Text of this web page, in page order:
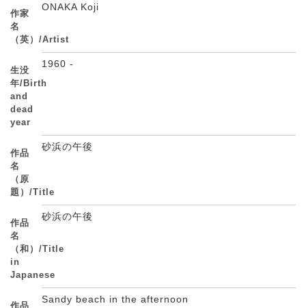
作家
名
（英）/Artist
ONAKA Koji
生没
年/Birth
and
dead
year
1960 -
作品
名
（原
題）/Title
砂浜の午後
作品
名
（和）/Title
in
Japanese
砂浜の午後
作品
Sandy beach in the afternoon